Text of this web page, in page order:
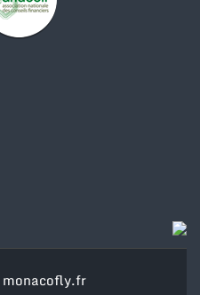
monacofly.fr